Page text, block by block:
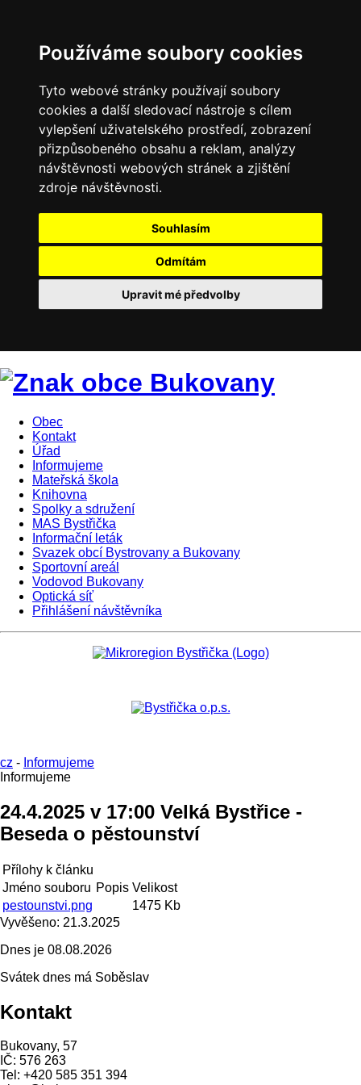
Používáme soubory cookies
Tyto webové stránky používají soubory
cookies a další sledovací nástroje s cílem
vylepšení uživatelského prostředí, zobrazení
přizpůsobeného obsahu a reklam, analýzy
návštěvnosti webových stránek a zjištění
zdroje návštěvnosti.
Souhlasím
Odmítám
Upravit mé předvolby
Obec
Kontakt
Úřad
Informujeme
Mateřská škola
Knihovna
Spolky a sdružení
MAS Bystřička
Informační leták
Svazek obcí Bystrovany a Bukovany
Sportovní areál
Vodovod Bukovany
Optická síť
Přihlášení návštěvníka
cz - Informujeme
Informujeme
24.4.2025 v 17:00 Velká Bystřice -
Beseda o pěstounství
Přílohy k článku
Jméno souboru Popis Velikost
pestounstvi.png
1475 Kb
Vyvěšeno: 21.3.2025
Dnes je 08.08.2026
Svátek dnes má Soběslav
Kontakt
Bukovany, 57
IČ: 576 263
Tel: +420 585 351 394